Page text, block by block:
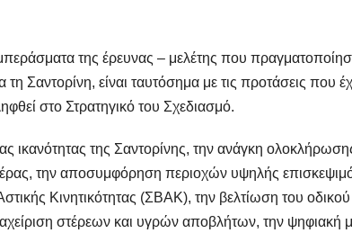
της έρευνας – μελέτης που
Σαντορίνη, είναι ταυτόσημα με τις προτάσεις που
στο Στρατηγικό του Σχεδιασμό.
ικανότητας της Σαντορίνης, την ανάγκη
την αποσυμφόρηση περιοχών υψηλής
Κινητικότητας (ΣΒΑΚ), την βελτίωση του οδικού
στέρεων και υγρών αποβλήτων, την ψηφιακή